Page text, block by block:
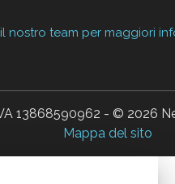
nostro team per maggiori
13868590962 - © 2026
Mappa del sito